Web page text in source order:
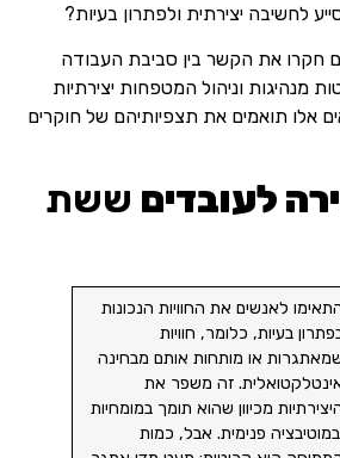
לחשיבה יצירתית ולפתרון בעיות?
חקרו את הקשר בין סביבת העבודה
מנהיגות וניהול המטפחות יצירתיות
אלו תואמים את תצפיותיהם של חוקרים
לעובדים ששת
לאנשים את החוויות הנכונות
בעיות, כלומר, חוויות
או מותחות אותם מבחינה
זה משפר את
מכיוון שהוא תומך במומחיות
פנימית. אבל, כמות